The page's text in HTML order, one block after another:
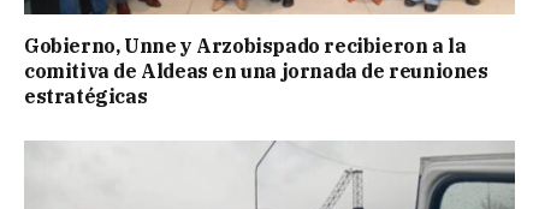
Gobierno, Unne y Arzobispado recibieron a la
comitiva de Aldeas en una jornada de reuniones
estratégicas